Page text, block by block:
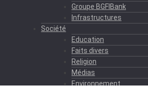
Groupe BGFIBank
Infrastructures
Société
Education
Faits divers
Religion
Médias
Environnement